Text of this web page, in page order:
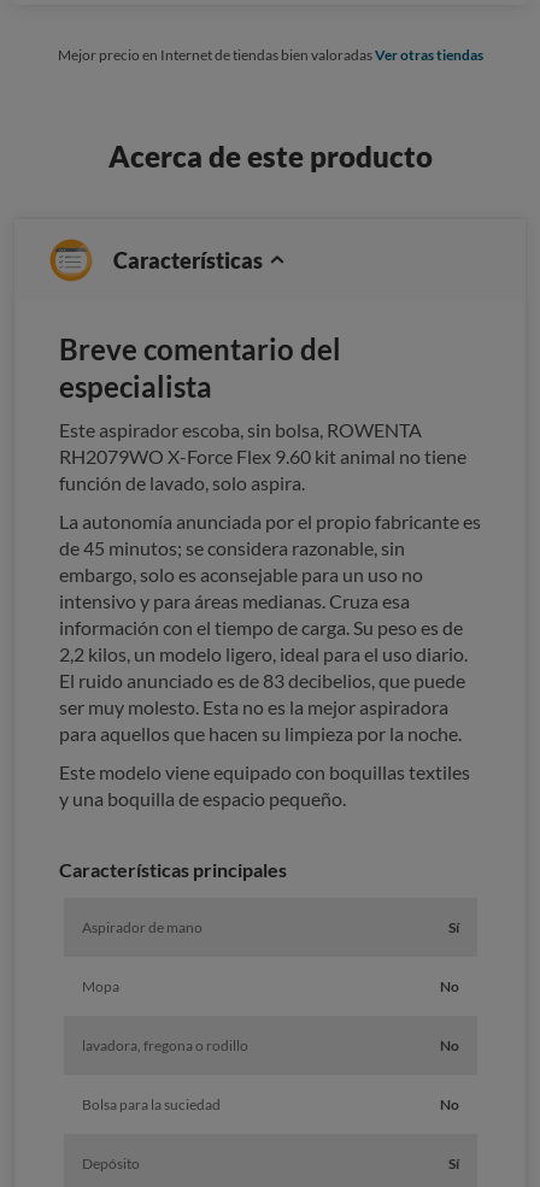
Mejor precio en Internet de tiendas bien valoradasVer otras tiendas
Acerca de este producto
Características
Breve comentario del
especialista
Este aspirador escoba, sin bolsa, ROWENTA
RH2079WO X-Force Flex 9.60 kit animal no tiene
función de lavado, solo aspira.
La autonomía anunciada por el propio fabricante es
de 45 minutos; se considera razonable, sin
embargo, solo es aconsejable para un uso no
intensivo y para áreas medianas. Cruza esa
información con el tiempo de carga. Su peso es de
2,2 kilos, un modelo ligero, ideal para el uso diario.
El ruido anunciado es de 83 decibelios, que puede
ser muy molesto. Esta no es la mejor aspiradora
para aquellos que hacen su limpieza por la noche.
Este modelo viene equipado con boquillas textiles
y una boquilla de espacio pequeño.
Características principales
Aspirador de mano Sí
Mopa No
lavadora, fregona o rodillo No
Bolsa para la suciedad No
Depósito Sí